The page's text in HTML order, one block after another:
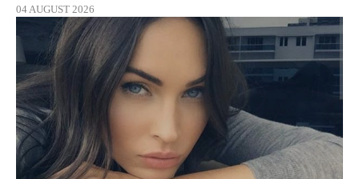
04 AUGUST 2026